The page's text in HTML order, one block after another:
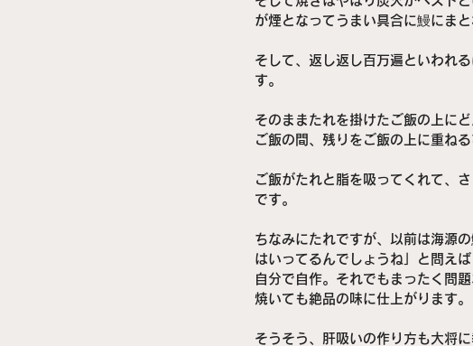
が煙となってうまい具合に鰻にま
そして、返し返し百万遍といわれ
す。
そのままたれを掛けたご飯の上に
ご飯の間、残りをご飯の上に重ね
ご飯がたれと脂を吸ってくれて、
です。
ちなみにたれですが、以前は海源
はいってるんでしょうね」と問え
自分で自作。それでもまったく問
焼いても絶品の味に仕上がります。
そうそう、肝吸いの作り方も大将